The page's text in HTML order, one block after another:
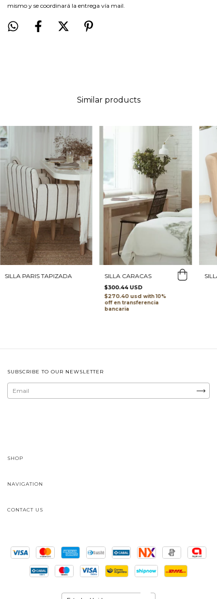
mismo y se coordinará la entrega vía mail.
Similar products
SILLA PARIS TAPIZADA SILLA CARACAS
$300.44 USD
$270.40 usdwith
transferencia
bancaria
SUBSCRIBE TO OUR NEWSLETTER
SHOP
NAVIGATION
CONTACT US